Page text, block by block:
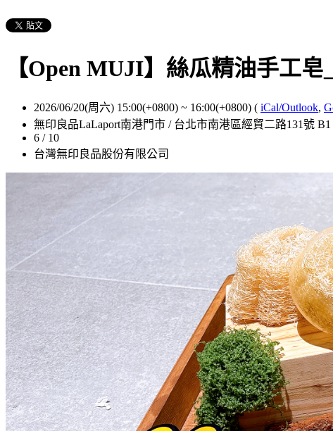
【Open MUJI】絲瓜精油手工
2026/06/20(周六) 15:00(+0800) ~ 16:00(+0800) ( iCal/Outlook,
無印良品LaLaport南港門市 / 台北市南港區經貿二路131號 B1
6 / 10
台灣無印良品股份有限公司